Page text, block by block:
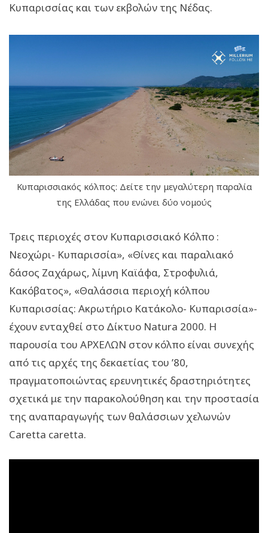
Κυπαρισσίας και των εκβολών της Νέδας.
Κυπαρισσιακός κόλπος: Δείτε την μεγαλύτερη παραλία
της Ελλάδας που ενώνει δύο νομούς
Τρεις περιοχές στον Κυπαρισσιακό Κόλπο :
Νεοχώρι- Κυπαρισσία», «Θίνες και παραλιακό
δάσος Ζαχάρως, λίμνη Καϊάφα, Στροφυλιά,
Κακόβατος», «Θαλάσσια περιοχή κόλπου
Κυπαρισσίας: Ακρωτήριο Κατάκολο- Κυπαρισσία»-
έχουν ενταχθεί στο Δίκτυο Natura 2000. Η
παρουσία του ΑΡΧΕΛΩΝ στον κόλπο είναι συνεχής
από τις αρχές της δεκαετίας του ’80,
πραγματοποιώντας ερευνητικές δραστηριότητες
σχετικά με την παρακολούθηση και την προστασία
της αναπαραγωγής των θαλάσσιων χελωνών
Caretta caretta.